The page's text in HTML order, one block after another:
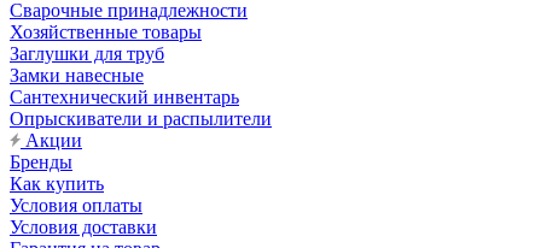
Сварочные принадлежности
Хозяйственные товары
Заглушки для труб
Замки навесные
Сантехнический инвентарь
Опрыскиватели и распылители
Акции
Бренды
Как купить
Условия оплаты
Условия доставки